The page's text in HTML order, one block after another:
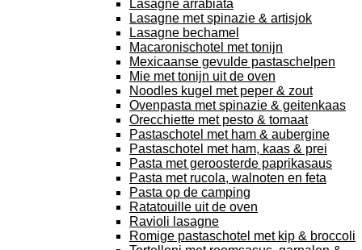
Lasagne arrabiata
Lasagne met spinazie & artisjok
Lasagne bechamel
Macaronischotel met tonijn
Mexicaanse gevulde pastaschelpen
Mie met tonijn uit de oven
Noodles kugel met peper & zout
Ovenpasta met spinazie & geitenkaas
Orecchiette met pesto & tomaat
Pastaschotel met ham & aubergine
Pastaschotel met ham, kaas & prei
Pasta met geroosterde paprikasaus
Pasta met rucola, walnoten en feta
Pasta op de camping
Ratatouille uit de oven
Ravioli lasagne
Romige pastaschotel met kip & broccoli